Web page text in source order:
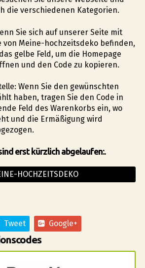
die verschiedenen Kategorien.
Sie sich auf unserer Seite mit
von Meine-hochzeitsdeko befinden,
gelbe Feld, um die Homepage
und den Code zu kopieren.
Wenn Sie den gewünschten
haben, tragen Sie den Code in
Feld des Warenkorbs ein, wo
und die Ermäßigung wird
erst kürzlich abgelaufen:.
HOCHZEITSDEKO
Tweet Google+